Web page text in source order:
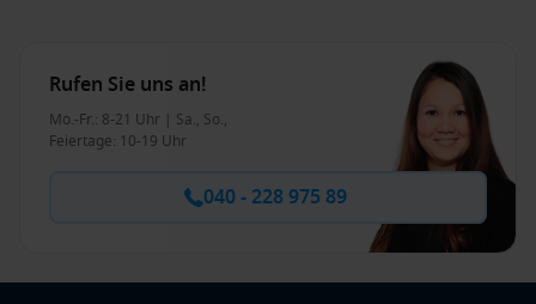
Rufen Sie uns an!
Mo.-Fr.: 8-21 Uhr | Sa., So.,
Feiertage: 10-19 Uhr
040 - 228 975 89